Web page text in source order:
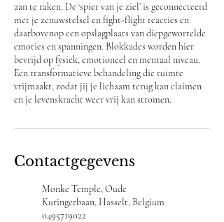
aan te raken. De ‘spier van je ziel’ is geconnecteerd
met je zenuwstelsel en fight-flight reacties en
daarbovenop een opslagplaats van diepgewortelde
emoties en spanningen. Blokkades worden hier
bevrijd op fysiek, emotioneel en mentaal niveau.
Een transformatieve behandeling die ruimte
vrijmaakt, zodat jij je lichaam terug kan claimen
en je levenskracht weer vrij kan stromen.
Contactgegevens
Monke Temple, Oude
Kuringerbaan, Hasselt, Belgium
0495719022